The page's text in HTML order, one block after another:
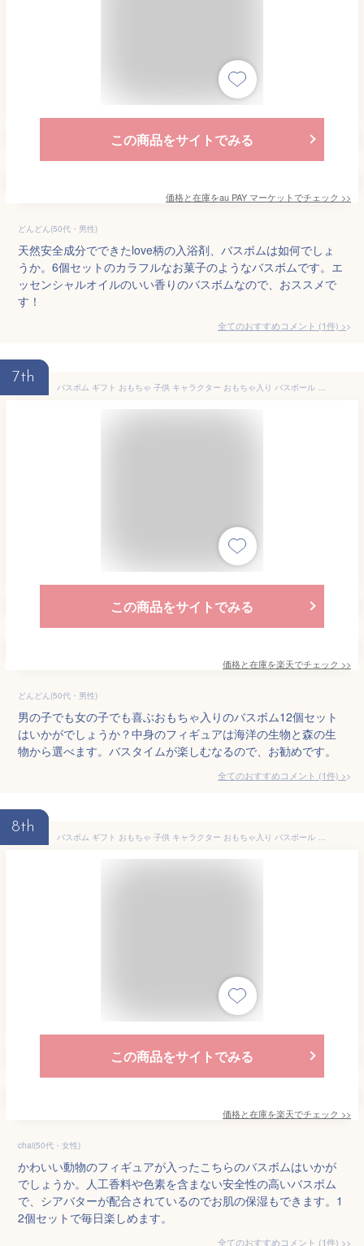
この商品をサイトでみる
価格と在庫をau PAY マーケットでチェック >>
どんどん(50代・男性)
天然安全成分でできたlove柄の入浴剤、バスボムは如何でしょ
うか。6個セットのカラフルなお菓子のようなバスボムです。エ
ッセンシャルオイルのいい香りのバスボムなので、おススメで
す！
全てのおすすめコメント (1件) >
7th
バスボム ギフト おもちゃ 子供 キャラクター おもちゃ入り バスボール プレゼント 誕生日 こども 入浴剤 子供 ギフトセット お風呂 おもちゃ 炭酸 誕生日 プレゼント 人気 詰め合わせ 香り爆弾 バスボール 男の子 女の子 成人の日 入学式 お返し カラフル BOX付き
この商品をサイトでみる
価格と在庫を楽天でチェック >>
どんどん(50代・男性)
男の子でも女の子でも喜ぶおもちゃ入りのバスボム12個セット
はいかがでしょうか？中身のフィギュアは海洋の生物と森の生
物から選べます。バスタイムが楽しむなるので、お勧めです。
全てのおすすめコメント (1件) >
8th
バスボム ギフト おもちゃ 子供 キャラクター おもちゃ入り バスボール プレゼント 誕生日 こども 入浴剤 子供 ギフトセット お風呂 おもちゃ 炭酸 誕生日 プレゼント 人気 詰め合わせ 香り爆弾 バスボール 男の子 女の子 成人の日 入学式 お返し カラフル BOX付き
この商品をサイトでみる
価格と在庫を楽天でチェック >>
chai(50代・女性)
かわいい動物のフィギュアが入ったこちらのバスボムはいかが
でしょうか。人工香料や色素を含まない安全性の高いバスボム
で、シアバターが配合されているのでお肌の保湿もできます。1
2個セットで毎日楽しめます。
全てのおすすめコメント (1件) >